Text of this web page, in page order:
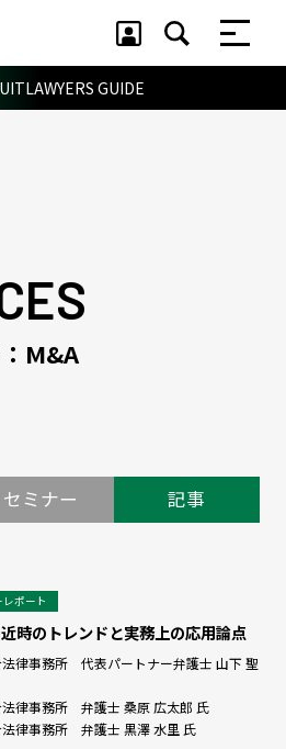
LAWYERS GUIDE
M&A
セミナー 記事
ポート
時のトレンドと実務上の応用論点
律事務所 代表パートナー弁護士 山下 聖
律事務所 弁護士 桑原 広太郎 氏
法律事務所 弁護士 黒澤 水里 氏